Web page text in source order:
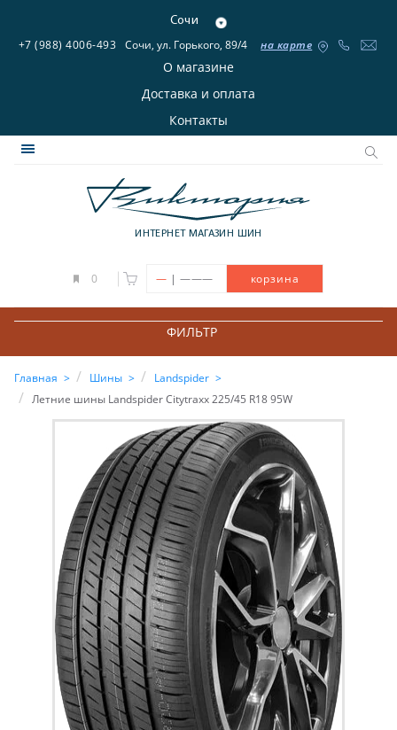
Сочи
+7 (988) 4006-493 Сочи, ул. Горького, 89/4 на карте
О магазине
Доставка и оплата
Контакты
ИНТЕРНЕТ МАГАЗИН ШИН
0 — | ——— корзина
ФИЛЬТР
Главная Шины
Landspider
Летние шины Landspider Citytraxx 225/45 R18 95W